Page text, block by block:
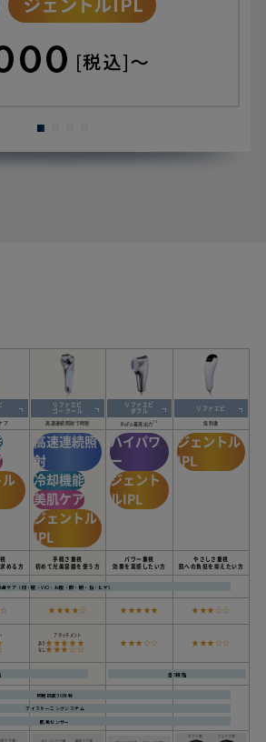
ア
リファエピ
ゴー クール
高速連続照射で時短
リファエピ
ダブル
ReFa最高出力
リファエピ
低刺激
ル
高速連続照
射
冷却機能
美肌ケア
ジェントル
IPL
ハイパワ
ー
ジェント
ルIPL
ジェントル
IPL
める方
手軽さ重視
初めて光美容器を使う方
パワー重視
効果を実感したい方
やさしさ重視
肌への負担を抑えたい方
身ケア（顔・脇・VIO・お腹・脚・腕・指・ヒゲ）
★★★★☆ ★★★★★ ★★★☆☆
アタッチメント
あり★★★★★
なし★★★☆☆
★★★☆☆ ★★★☆☆
各5段階
照射回数30万発
アイストーニングシステム
肌色センサー